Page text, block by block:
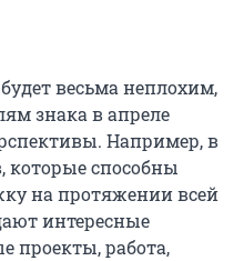
весьма неплохим,
знака в апреле
Например, в
которые способны
на протяжении всей
интересные
проекты, работа,